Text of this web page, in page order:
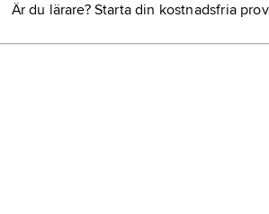
Är du lärare? Starta din kostnadsfria